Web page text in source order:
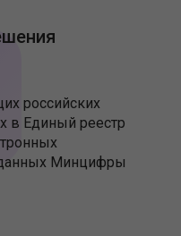
российских
в Единый реестр
Минцифры